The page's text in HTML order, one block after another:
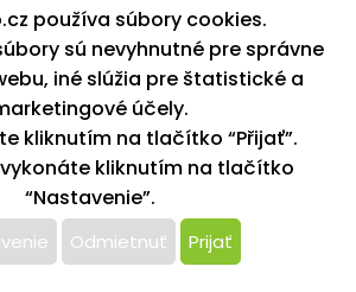
K stiahnutiu
Blog
Kontakt
Kariéra
XML feed
paper s. r. o. | Všetky práva vyhradené
design by MFP
k poskytovaniu služieb,
používa súbory cookies.
sú nevyhnutné pre správne
iné slúžia pre štatistické a
účely.
kliknutím na tlačítko “Přijať”.
kliknutím na tlačítko
“Nastavenie”.
Odmietnuť Prijať